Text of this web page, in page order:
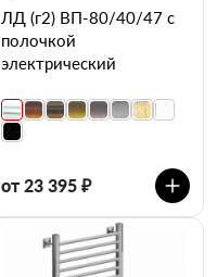
ЛД (г2) ВП-80/40/47 с
полочкой
электрический
от 23 395 ₽